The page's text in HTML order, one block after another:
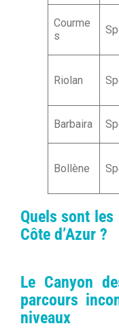
Courme
s
Riolan
Barbaira
Bollène
Quels sont
Côte d’Azur ?
Le Canyon
parcours
niveaux